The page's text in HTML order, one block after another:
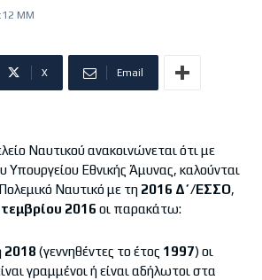
ΜΜ
X Email
Ναυτικού ανακοινώνεται ότι με
Υπουργείου Εθνικής Άμυνας, καλούνται
Ναυτικό με τη 2016 Δ΄/ΕΣΣΟ,
2016 οι παρακάτω:
2018 (γεννηθέντες το έτος 1997) οι
γραμμένοι ή είναι αδήλωτοι στα